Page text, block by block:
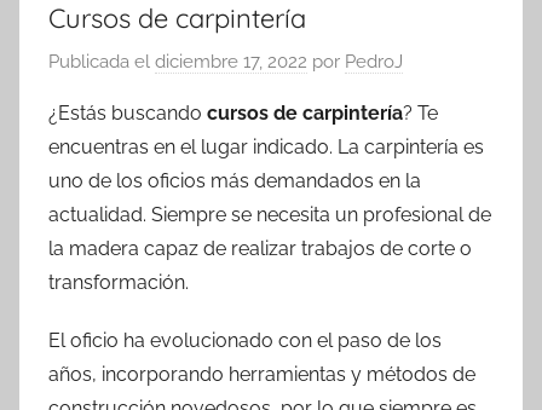
Cursos de carpintería
Publicada el diciembre 17, 2022 por PedroJ
¿Estás buscando cursos de carpintería? Te
encuentras en el lugar indicado. La carpintería es
uno de los oficios más demandados en la
actualidad. Siempre se necesita un profesional de
la madera capaz de realizar trabajos de corte o
transformación.
El oficio ha evolucionado con el paso de los
años, incorporando herramientas y métodos de